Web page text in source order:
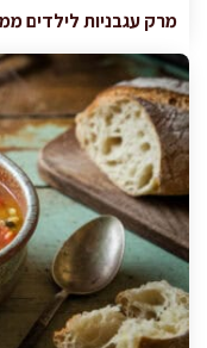
מרק עגבניות לילדים ממכר ב-30 דקות, בלי